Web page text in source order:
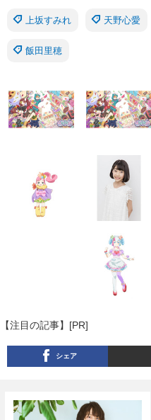
上坂すみれ 天野心愛
飯田里穂
【注目の記事】[PR]
シェア